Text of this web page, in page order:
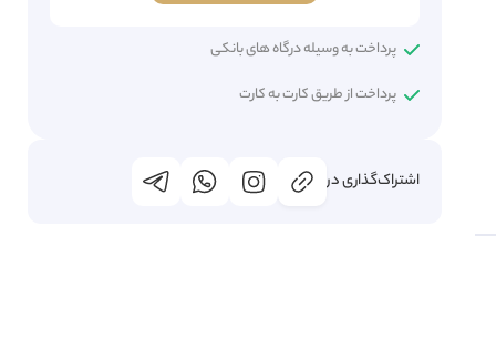
پرداخت به وسیله درگاه های بانکی
پرداخت از طریق کارت به کارت
اشتراک‌گذاری در